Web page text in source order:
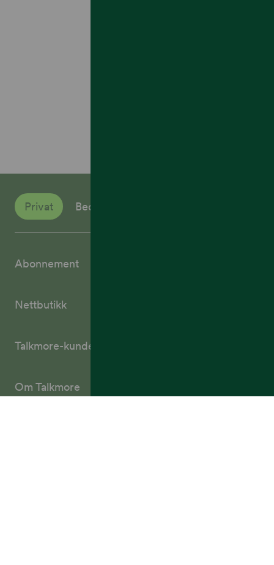
Privat Bedrift
Abonnement
Nettbutikk
Talkmore-kunder
Om Talkmore